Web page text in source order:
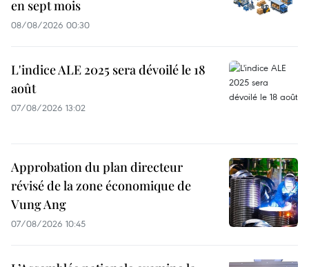
en sept mois
08/08/2026 00:30
L'indice ALE 2025 sera dévoilé le 18
août
07/08/2026 13:02
Approbation du plan directeur
révisé de la zone économique de
Vung Ang
07/08/2026 10:45